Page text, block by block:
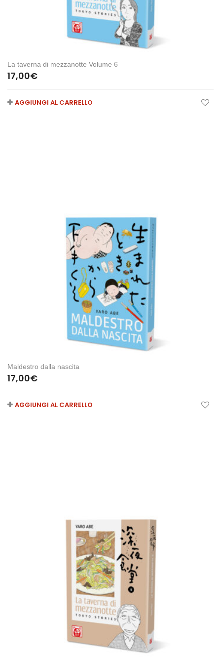
La taverna di mezzanotte Volume 6
17,00€
AGGIUNGI AL CARRELLO
Maldestro dalla nascita
17,00€
AGGIUNGI AL CARRELLO